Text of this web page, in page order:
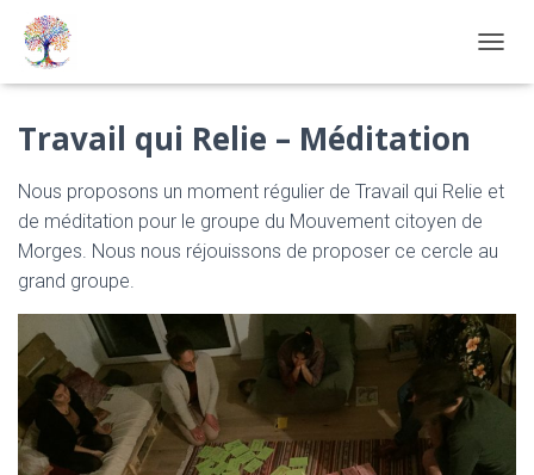
Travail qui Relie – Méditation
Nous proposons un moment régulier de Travail qui Relie et
de méditation pour le groupe du Mouvement citoyen de
Morges. Nous nous réjouissons de proposer ce cercle au
grand groupe.